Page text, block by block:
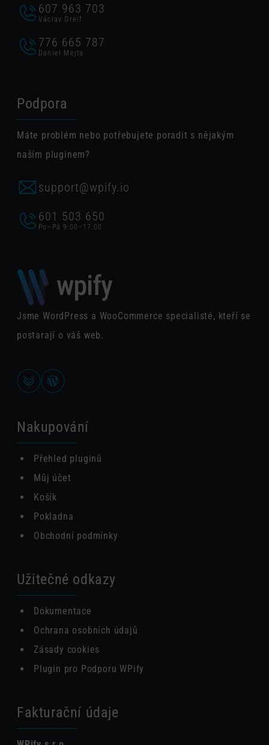
607 963 703
Václav Greif
776 665 787
Daniel Mejta
Podpora
Máte problém nebo potřebujete poradit s nějakým
naším pluginem?
support@wpify.io
601 503 650
Po–Pá 9:00–17:00
Jsme WordPress a WooCommerce specialisté, kteří se
postarají o váš web.
Nakupování
Přehled pluginů
Můj účet
Košík
Pokladna
Obchodní podmínky
Užitečné odkazy
Dokumentace
Ochrana osobních údajů
Zásady cookies
Plugin pro Podporu WPify
Fakturační údaje